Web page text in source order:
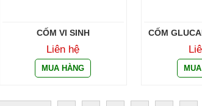
CỐM VI SINH
Liên hệ
CỐM